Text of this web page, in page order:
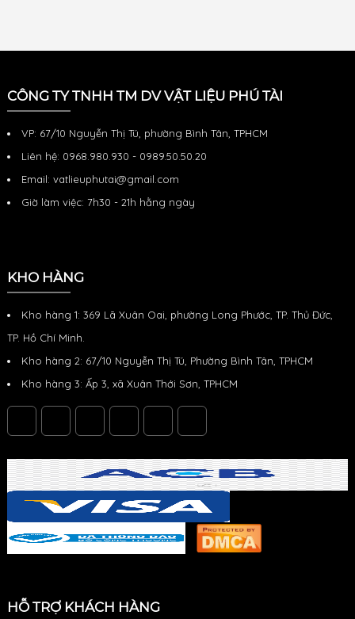
CÔNG TY TNHH TM DV VẬT LIỆU PHÚ TÀI
VP: 67/10 Nguyễn Thị Tú, phường Bình Tân, TPHCM
Liên hệ: 0968.980.930 - 0989.50.50.20
Email: vatlieuphutai@gmail.com
Giờ làm việc: 7h30 - 21h hằng ngày
KHO HÀNG
Kho hàng 1: 369 Lã Xuân Oai, phường Long Phước, TP. Thủ Đức,
TP. Hồ Chí Minh.
Kho hàng 2: 67/10 Nguyễn Thị Tú, Phường Bình Tân, TPHCM
Kho hàng 3: Ấp 3, xã Xuân Thới Sơn, TPHCM
HỖ TRỢ KHÁCH HÀNG